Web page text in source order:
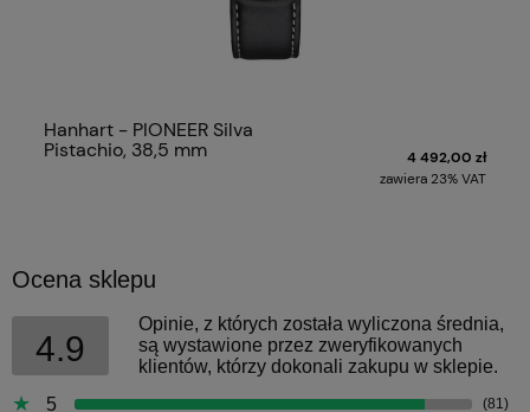
Hanhart - PIONEER Silva
Pistachio, 38,5 mm
4 492,00 zł
zawiera 23% VAT
Ocena sklepu
4.9
Opinie, z których została wyliczona średnia,
są wystawione przez zweryfikowanych
klientów, którzy dokonali zakupu w sklepie.
5
(81)